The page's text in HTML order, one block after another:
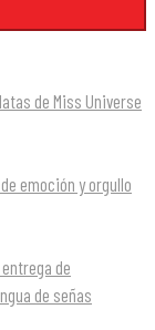
de Miss Universe
emoción y orgullo
de
de señas